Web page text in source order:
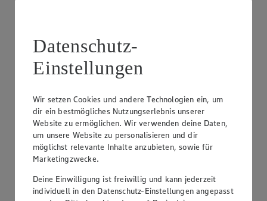
Datenschutz-
Einstellungen
Wir setzen Cookies und andere Technologien ein, um
dir ein bestmögliches Nutzungserlebnis unserer
Website zu ermöglichen. Wir verwenden deine Daten,
um unsere Website zu personalisieren und dir
möglichst relevante Inhalte anzubieten, sowie für
Marketingzwecke.
Deine Einwilligung ist freiwillig und kann jederzeit
individuell in den Datenschutz-Einstellungen angepasst